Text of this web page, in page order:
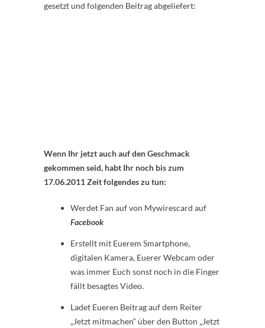
gesetzt und folgenden Beitrag abgeliefert:
Wenn Ihr jetzt auch auf den Geschmack
gekommen seid, habt Ihr noch bis zum
17.06.2011 Zeit folgendes zu tun:
Werdet Fan auf von Mywirescard auf
Facebook
Erstellt mit Euerem Smartphone,
digitalen Kamera, Euerer Webcam oder
was immer Euch sonst noch in die Finger
fällt besagtes Video.
Ladet Eueren Beitrag auf dem Reiter
„Jetzt mitmachen“ über den Button „Jetzt